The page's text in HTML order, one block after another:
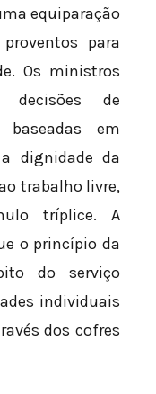
equiparação
para
Os ministros
decisões de
em
dignidade da
trabalho livre,
tríplice. A
o princípio da
do serviço
individuais
dos cofres